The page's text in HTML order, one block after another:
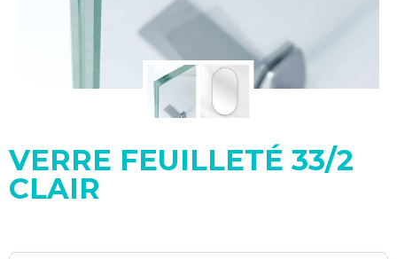
VERRE FEUILLETÉ 33/2
CLAIR